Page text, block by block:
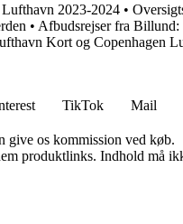
2023-2024 •
• Afbudsrejser fra Billund:
Kort og Copenhagen
TikTok Mail
give os kommission ved køb.
produktlinks. Indhold må